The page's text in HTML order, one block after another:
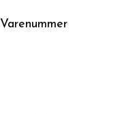
Varenummer